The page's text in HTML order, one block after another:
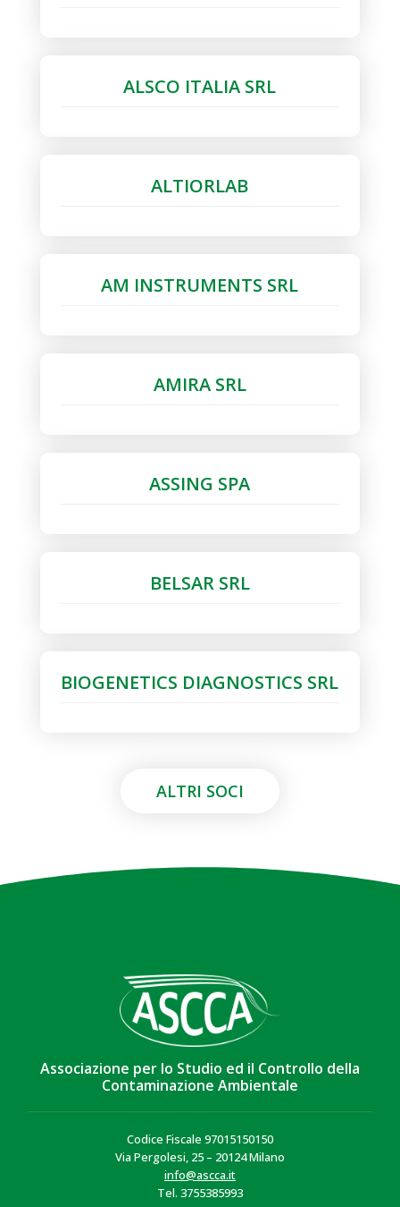
ALSCO ITALIA SRL
ALTIORLAB
AM INSTRUMENTS SRL
AMIRA SRL
ASSING SPA
BELSAR SRL
BIOGENETICS DIAGNOSTICS SRL
ALTRI SOCI
Associazione per lo Studio ed il Controllo della
Contaminazione Ambientale
Codice Fiscale 97015150150
Via Pergolesi, 25 – 20124 Milano
info@ascca.it
Tel. 3755385993